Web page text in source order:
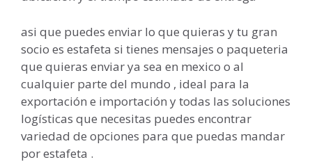
asi que puedes enviar lo que quieras y tu gran
socio es estafeta si tienes mensajes o paqueteria
que quieras enviar ya sea en mexico o al
cualquier parte del mundo , ideal para la
exportación e importación y todas las soluciones
logísticas que necesitas puedes encontrar
variedad de opciones para que puedas mandar
por estafeta .